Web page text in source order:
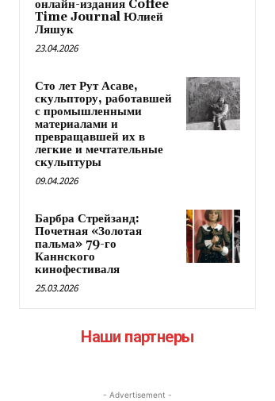
онлайн-издания Coffee
Time Journal Юлией
Ляшук
23.04.2026
Сто лет Рут Асаве,
скульптору, работавшей
с промышленными
материалами и
превращавшей их в
легкие и мечтательные
скульптуры
09.04.2026
Барбра Стрейзанд:
Почетная «Золотая
пальма» 79-го
Каннского
кинофестиваля
25.03.2026
Наши партнеры
- Advertisement -